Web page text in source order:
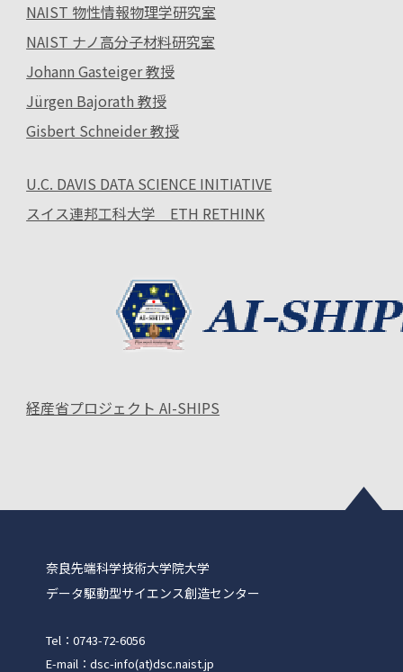
NAIST 物性情報物理学研究室
NAIST ナノ高分子材料研究室
Johann Gasteiger 教授
Jürgen Bajorath 教授
Gisbert Schneider 教授
U.C. DAVIS DATA SCIENCE INITIATIVE
スイス連邦工科大学 ETH RETHINK
経産省プロジェクト AI-SHIPS
奈良先端科学技術大学院大学
データ駆動型サイエンス創造センター
Tel：0743-72-6056
E-mail：dsc-info(at)dsc.naist.jp